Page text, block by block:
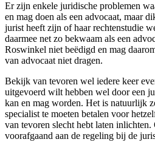
Er zijn enkele juridische problemen
en mag doen als een advocaat, maar
jurist heeft zijn of haar rechtenstudie
daarmee net zo bekwaam als een
Roswinkel niet beëdigd en mag
van advocaat niet dragen.
Bekijk van tevoren wel iedere keer
uitgevoerd wilt hebben wel door een
kan en mag worden. Het is natuurlijk
specialist te moeten betalen voor
van tevoren slecht hebt laten
voorafgaand aan de regeling bij de